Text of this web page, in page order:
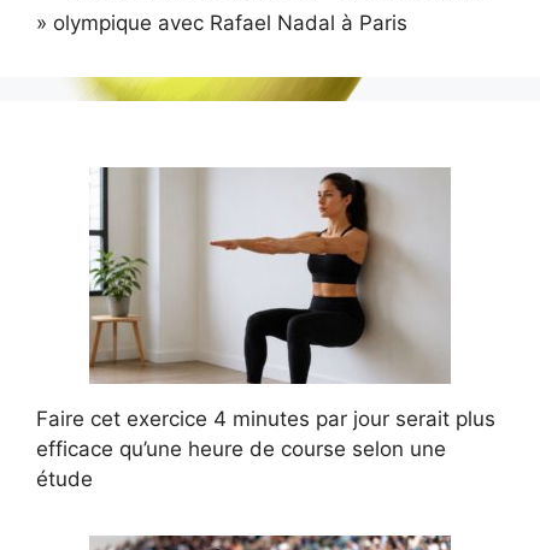
» olympique avec Rafael Nadal à Paris
Faire cet exercice 4 minutes par jour serait plus
efficace qu’une heure de course selon une
étude